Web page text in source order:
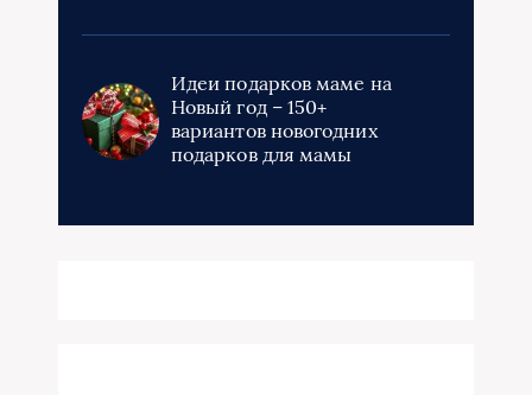
Идеи подарков маме на
Новый год – 150+
вариантов новогодних
подарков для мамы